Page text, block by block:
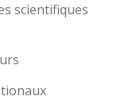
scientifiques